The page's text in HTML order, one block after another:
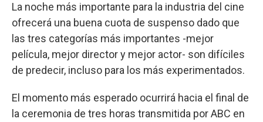
La noche más importante para la industria del cine
ofrecerá una buena cuota de suspenso dado que
las tres categorías más importantes -mejor
película, mejor director y mejor actor- son difíciles
de predecir, incluso para los más experimentados.
El momento más esperado ocurrirá hacia el final de
la ceremonia de tres horas transmitida por ABC en